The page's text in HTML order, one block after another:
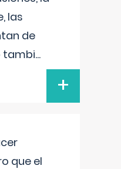
las
de
tambi...
+
que el